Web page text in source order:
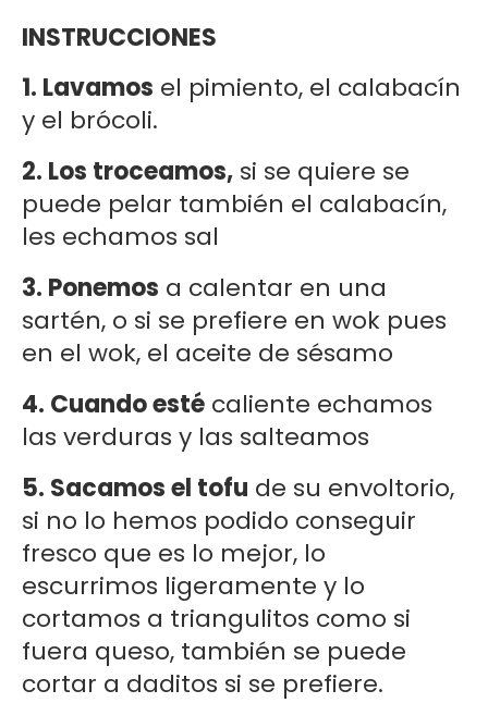
INSTRUCCIONES
1. Lavamos el pimiento, el calabacín
y el brócoli.
2. Los troceamos, si se quiere se
puede pelar también el calabacín,
les echamos sal
3. Ponemos a calentar en una
sartén, o si se prefiere en wok pues
en el wok, el aceite de sésamo
4. Cuando esté caliente echamos
las verduras y las salteamos
5. Sacamos el tofu de su envoltorio,
si no lo hemos podido conseguir
fresco que es lo mejor, lo
escurrimos ligeramente y lo
cortamos a triangulitos como si
fuera queso, también se puede
cortar a daditos si se prefiere.